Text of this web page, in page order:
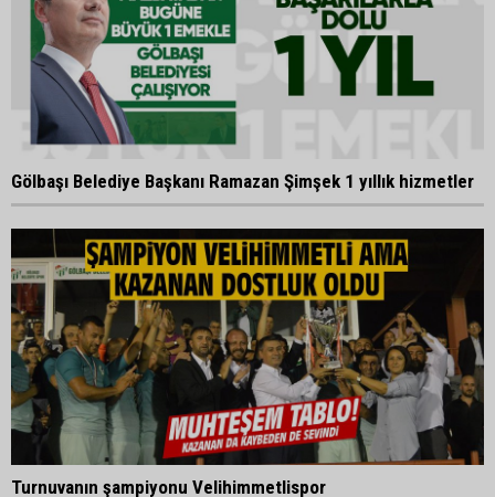
Gölbaşı Belediye Başkanı Ramazan Şimşek 1 yıllık hizmetler
Turnuvanın şampiyonu Velihimmetlispor